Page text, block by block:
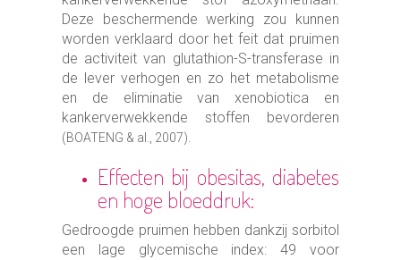
Deze beschermende werking zou kunnen
worden verklaard door het feit dat pruimen
de activiteit van glutathion-S-transferase in
de lever verhogen en zo het metabolisme
en de eliminatie van xenobiotica en
kankerverwekkende stoffen bevorderen
(BOATENG & al., 2007).
Effecten bij obesitas, diabetes
en hoge bloeddruk:
Gedroogde pruimen hebben dankzij sorbitol
een lage glycemische index: 49 voor